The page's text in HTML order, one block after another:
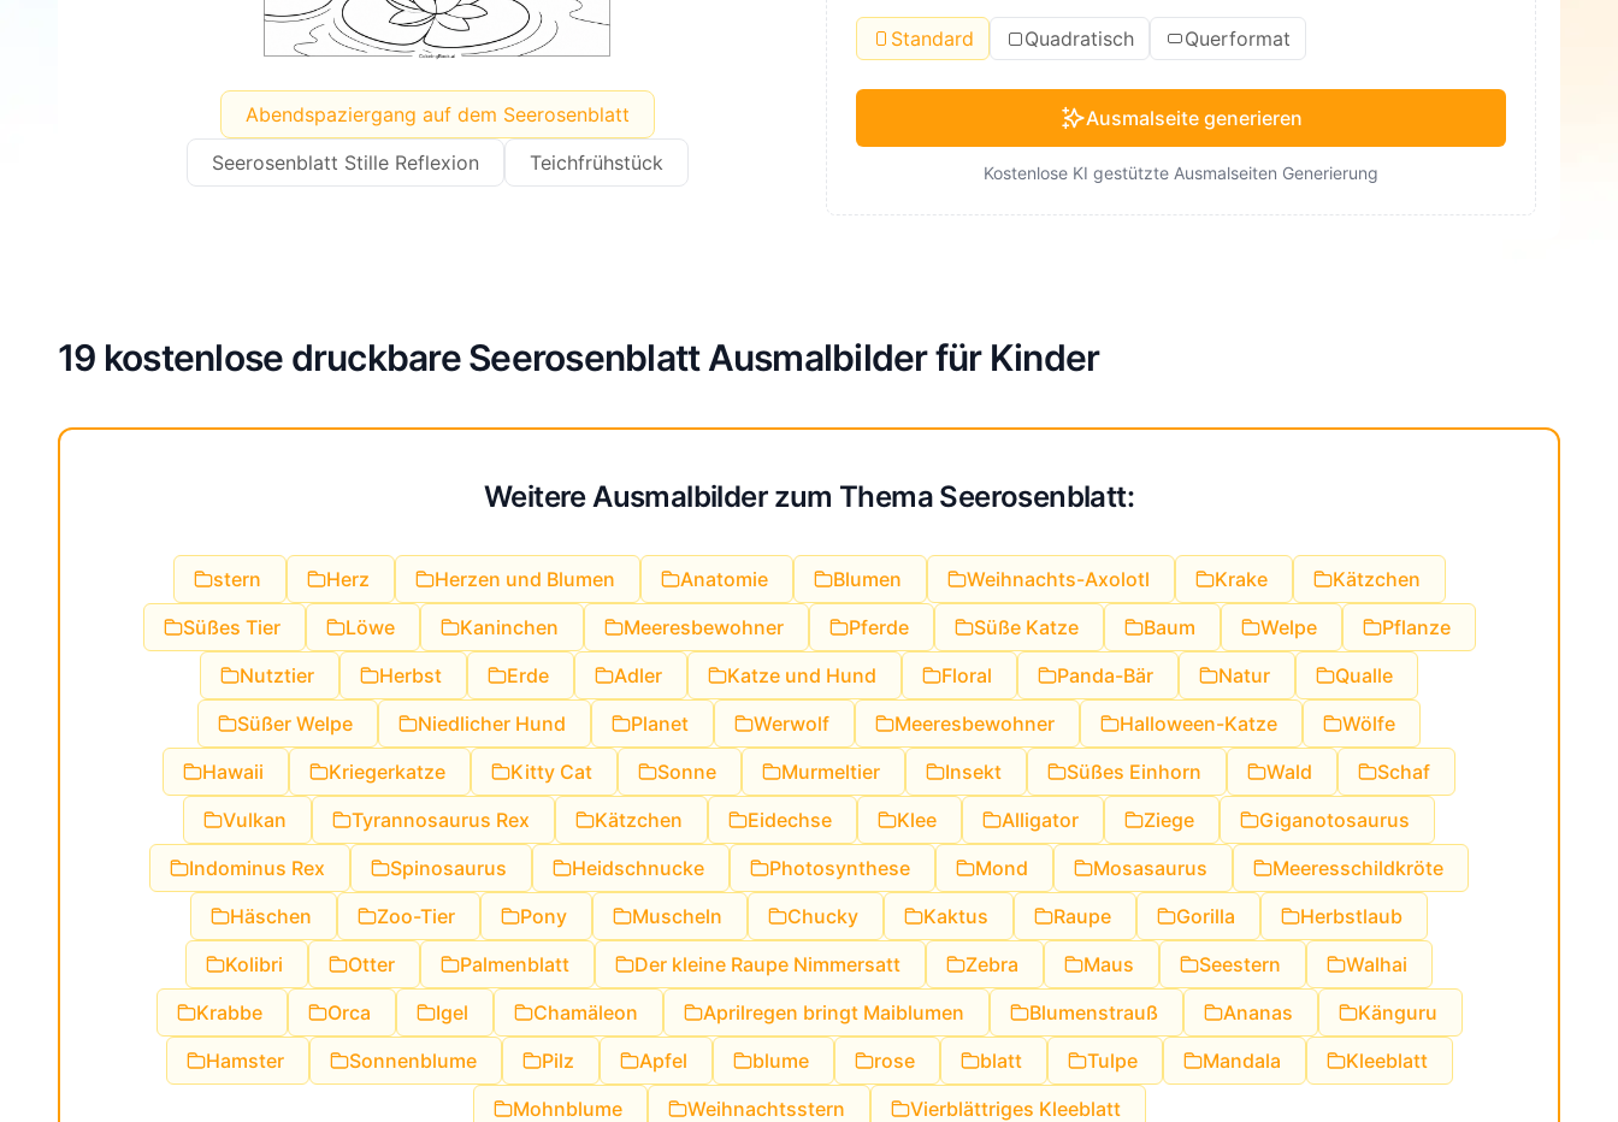
Abendspaziergang auf dem Seerosenblatt
Seerosenblatt Stille Reflexion
Teichfrühstück
Standard Quadratisch Querformat
Ausmalseite generieren
Kostenlose KI gestützte Ausmalseiten Generierung
19 kostenlose druckbare Seerosenblatt Ausmalbilder für Kinder
Weitere Ausmalbilder zum Thema Seerosenblatt:
stern Herz Herzen und Blumen Anatomie Blumen Weihnachts-Axolotl Krake
Kätzchen
Süßes Tier
Löwe Kaninchen Meeresbewohner Pferde Süße Katze Baum Welpe
Pflanze
Nutztier
Herbst Erde Adler Katze und Hund Floral Panda-Bär Natur
Qualle
Süßer Welpe
Niedlicher Hund Planet Werwolf Meeresbewohner Halloween-Katze
Wölfe
Hawaii
Kriegerkatze Kitty Cat Sonne Murmeltier Insekt Süßes Einhorn Wald
Schaf
Vulkan
Tyrannosaurus Rex Kätzchen Eidechse Klee Alligator Ziege
Giganotosaurus
Indominus Rex
Spinosaurus Heidschnucke Photosynthese Mond Mosasaurus
Meeresschildkröte
Häschen
Zoo-Tier Pony Muscheln Chucky Kaktus Raupe Gorilla
Herbstlaub
Kolibri
Otter Palmenblatt Der kleine Raupe Nimmersatt Zebra Maus Seestern
Walhai
Krabbe
Orca Igel Chamäleon Aprilregen bringt Maiblumen Blumenstrauß Ananas
Känguru
Hamster
Sonnenblume Pilz Apfel blume rose blatt Tulpe Mandala
Kleeblatt
Mohnblume
Weihnachtsstern Vierblättriges Kleeblatt